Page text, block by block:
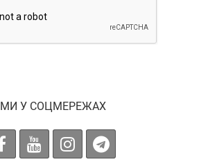
МИ У СОЦМЕРЕЖАХ